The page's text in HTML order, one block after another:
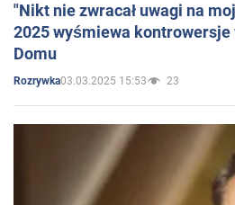
"Nikt nie zwracał uwagi na
2025 wyśmiewa kontrowersje
Domu
Rozrywka03.03.2025 15:53 23